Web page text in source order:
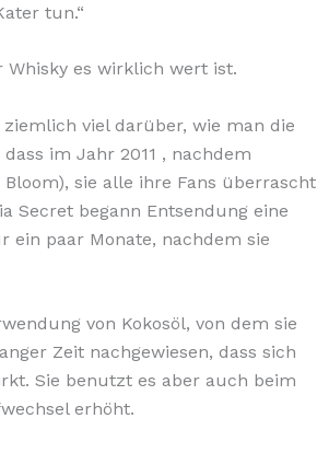
tun.“
es wirklich wert ist.
viel darüber, wie man die
im Jahr 2011 , nachdem
sie alle ihre Fans überrascht
Secret begann Entsendung eine
ein paar Monate, nachdem sie
von Kokosöl, von dem sie
Zeit nachgewiesen, dass sich
Sie benutzt es aber auch beim
erhöht.